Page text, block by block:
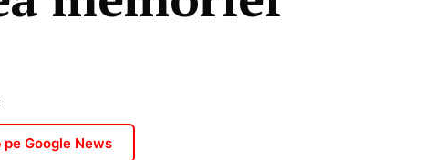
pe Google News